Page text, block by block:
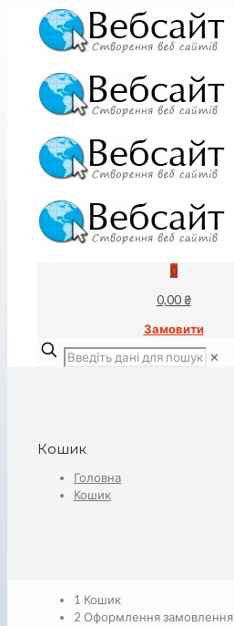
0
0,00 ₴
Замовити
✕
Кошик
Головна
Кошик
1 Кошик
2 Оформлення замовлення